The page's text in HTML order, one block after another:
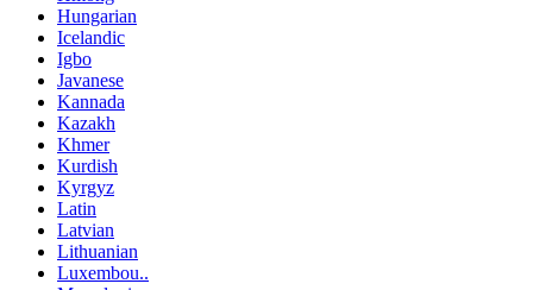
Hungarian
Icelandic
Igbo
Javanese
Kannada
Kazakh
Khmer
Kurdish
Kyrgyz
Latin
Latvian
Lithuanian
Luxembou..